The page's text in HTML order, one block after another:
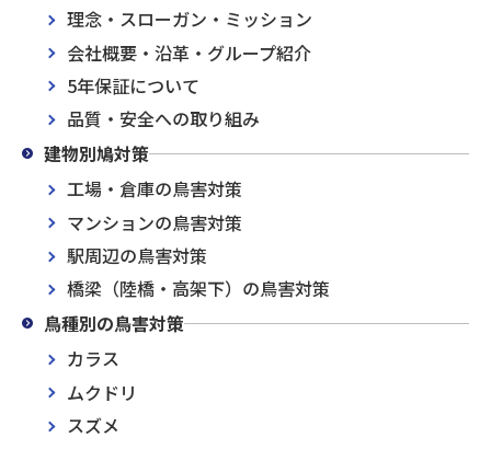
理念・スローガン・ミッション
会社概要・沿革・グループ紹介
5年保証について
品質・安全への取り組み
建物別鳩対策
工場・倉庫の鳥害対策
マンションの鳥害対策
駅周辺の鳥害対策
橋梁（陸橋・高架下）の鳥害対策
鳥種別の鳥害対策
カラス
ムクドリ
スズメ